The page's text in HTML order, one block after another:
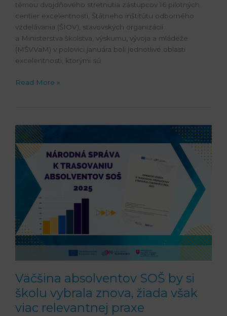
témou dvojdňového stretnutia zástupcov 16 pilotných
centier excelentnosti, Štátneho inštitútu odborného
vzdelávania (ŠIOV), stavovských organizácií
a Ministerstva školstva, výskumu, vývoja a mládeže
(MŠVVaM) v polovici januára boli jednotlivé oblasti
excelentnosti, ktorými sú
Read More »
Väčšina absolventov SOŠ by si
školu vybrala znova, žiada však
viac relevantnej praxe
Väčšina
absolventov
SOŠ
vybrala
znova,
žiada
však
viac
relevantnej